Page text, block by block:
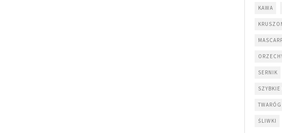
KAWA
SERNIK
SZYBKIE
TWARÓG
ŚLIWKI